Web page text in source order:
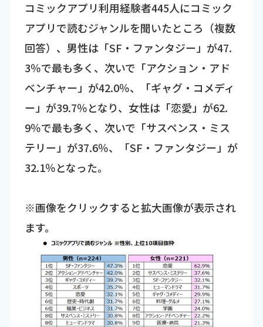
コミックアプリ利用経験者445人にコミック
アプリで読むジャンルを聞いたところ（複数
回答）、男性は「SF・ファンタジー」が47.
3％で最も多く、次いで「アクション・アド
ベンチャー」が42.0％、「ギャグ・コメディ
ー」が39.7％となり、女性は「恋愛」が62.
9％で最も多く、次いで「サスペンス・ミス
テリー」が37.6％、「SF・ファンタジー」が
32.1％となった。
※画像をクリックすると拡大画像が表示され
ます。